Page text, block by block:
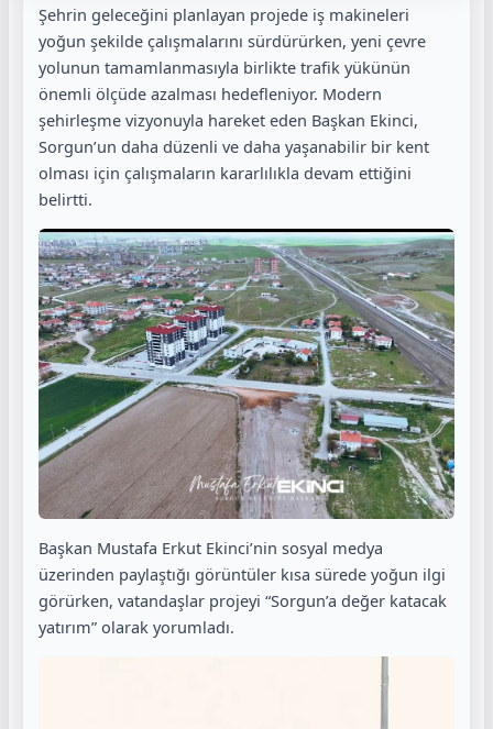
Şehrin geleceğini planlayan projede iş makineleri
yoğun şekilde çalışmalarını sürdürürken, yeni çevre
yolunun tamamlanmasıyla birlikte trafik yükünün
önemli ölçüde azalması hedefleniyor. Modern
şehirleşme vizyonuyla hareket eden Başkan Ekinci,
Sorgun’un daha düzenli ve daha yaşanabilir bir kent
olması için çalışmaların kararlılıkla devam ettiğini
belirtti.
Başkan Mustafa Erkut Ekinci’nin sosyal medya
üzerinden paylaştığı görüntüler kısa sürede yoğun ilgi
görürken, vatandaşlar projeyi “Sorgun’a değer katacak
yatırım” olarak yorumladı.